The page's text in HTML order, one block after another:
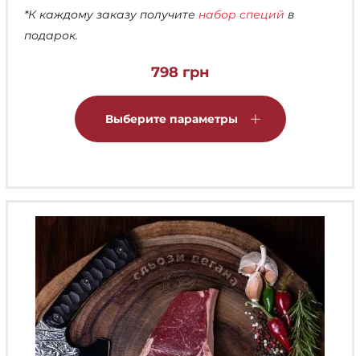
*К каждому заказу получите набор специй в
подарок.
798 грн
Выберите параметры
товар
можно
на
странице
товара.